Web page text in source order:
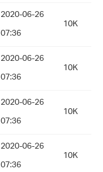
2020-06-26
07:36
10K
2020-06-26
07:36
10K
2020-06-26
07:36
10K
2020-06-26
07:36
10K